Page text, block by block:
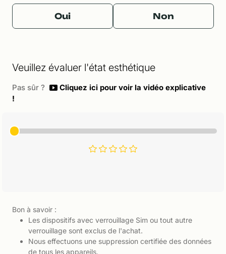
Oui Non
Veuillez évaluer l'état esthétique
Pas sûr ?
Cliquez ici pour voir la vidéo explicative
!
Bon à savoir :
Les dispositifs avec verrouillage Sim ou tout autre
verrouillage sont exclus de l'achat.
Nous effectuons une suppression certifiée des données
de tous les appareils.